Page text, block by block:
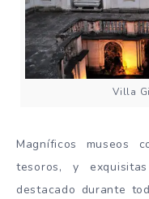
Villa
Magníficos museos
tesoros, y
destacado durante